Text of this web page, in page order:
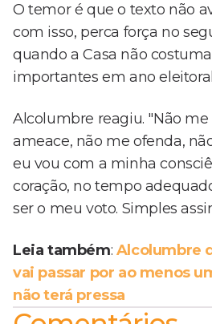
O temor é que o texto não
com isso, perca força no
quando a Casa não
importantes em ano
Alcolumbre reagiu. "Não
ameace, não me ofenda,
eu vou com a minha
coração, no tempo
ser o meu voto. Simples
Leia também: Alcolumbre
vai passar por ao menos
não terá pressa